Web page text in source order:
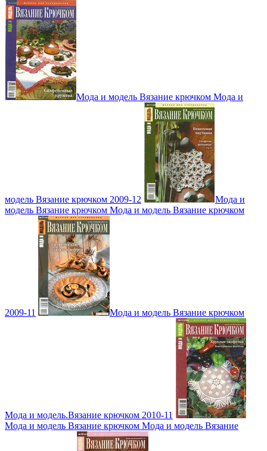
Мода и модель Вязание крючком Мода и
модель Вязание крючком 2009-12
Мода и
модель Вязание крючком Мода и модель Вязание крючком
2009-11 Мода и модель Вязание крючком
Мода и модель.Вязание крючком 2010-11
Мода и модель Вязание крючком Мода и модель Вязание